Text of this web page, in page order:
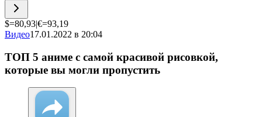
$=80,93|€=93,19
Видео17.01.2022 в 20:04
ТОП 5 аниме с самой красивой рисовкой,
которые вы могли пропустить